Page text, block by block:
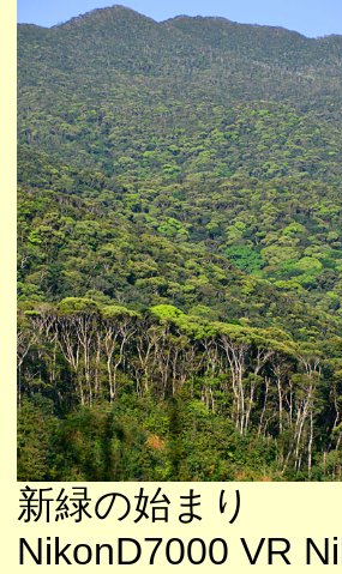
新緑の始まり
NikonD7000 VR